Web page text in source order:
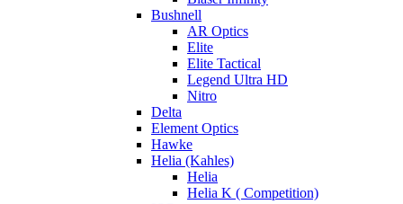
Bushnell
AR Optics
Elite
Elite Tactical
Legend Ultra HD
Nitro
Delta
Element Optics
Hawke
Helia (Kahles)
Helia
Helia K ( Competition)